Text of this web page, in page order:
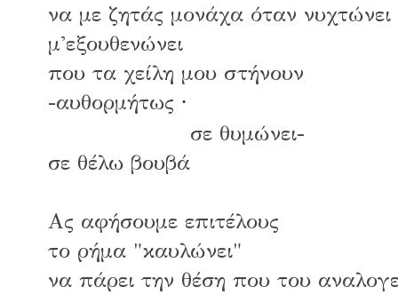
να με ζητάς μονάχα όταν νυχτώνει
μ'εξουθενώνει
που τα χείλη μου στήνουν
-αυθορμήτως ∙
σε θυμώνει-
σε θέλω βουβά
Ας αφήσουμε επιτέλους
το ρήμα "καυλώνει"
να πάρει την θέση που του